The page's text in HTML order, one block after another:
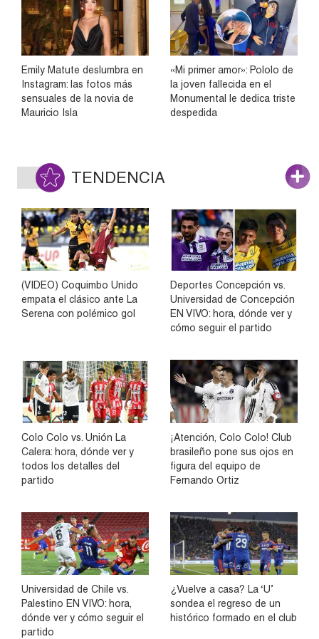
Emily Matute deslumbra en
Instagram: las fotos más
sensuales de la novia de
Mauricio Isla
«Mi primer amor»: Pololo de
la joven fallecida en el
Monumental le dedica triste
despedida
TENDENCIA
(VIDEO) Coquimbo Unido
empata el clásico ante La
Serena con polémico gol
Deportes Concepción vs.
Universidad de Concepción
EN VIVO: hora, dónde ver y
cómo seguir el partido
Colo Colo vs. Unión La
Calera: hora, dónde ver y
todos los detalles del
partido
¡Atención, Colo Colo! Club
brasileño pone sus ojos en
figura del equipo de
Fernando Ortiz
Universidad de Chile vs.
Palestino EN VIVO: hora,
dónde ver y cómo seguir el
partido
¿Vuelve a casa? La ‘U’
sondea el regreso de un
histórico formado en el club